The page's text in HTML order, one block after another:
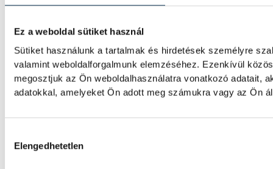
Ez a weboldal sütiket használ
Sütiket használunk a tartalmak és hirdetések személyre
valamint weboldalforgalmunk elemzéséhez. Ezenkívül
megosztjuk az Ön weboldalhasználatra vonatkozó adatait,
adatokkal, amelyeket Ön adott meg számukra vagy az Ön
Elengedhetetlen
Gulácsi Péter a
Az 58-szoros válogatott Gulácsi Péter 11
labdarúgócsapatától és a spanyol
Női kézilabda ifjúsági vb: a
döntetlent játszott a